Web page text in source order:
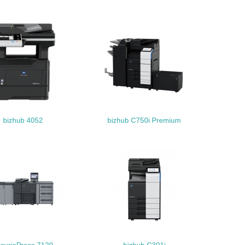
林、天然林保護、間伐＞、認証品の
極的に参加している
bizhub 4052 bizhub C750i Premium